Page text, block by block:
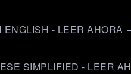
ENGLISH - LEER AHORA
SIMPLIFIED - LEER